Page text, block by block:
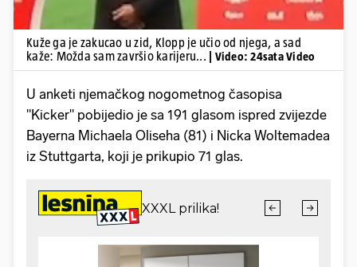
Kuže ga je zakucao u zid, Klopp je učio od njega, a sad
kaže: Možda sam završio karijeru...
| Video: 24sata Video
U anketi njemačkog nogometnog časopisa
"Kicker" pobijedio je sa 191 glasom ispred zvijezde
Bayerna Michaela Oliseha (81) i Nicka Woltemadea
iz Stuttgarta, koji je prikupio 71 glas.